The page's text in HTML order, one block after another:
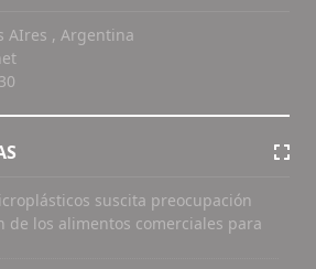
AIres , Argentina
suscita preocupación
de los alimentos comerciales para